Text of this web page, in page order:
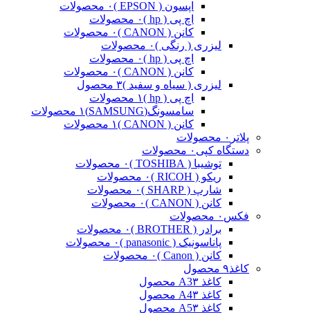
اپسون ( EPSON )
۰ محصولات
اچ پی ( hp )
۰ محصولات
کانن ( CANON )
۰ محصولات
لیزری ( رنگی )۰ محصولات
اچ پی ( hp )
۰ محصولات
کانن ( CANON )
۰ محصولات
لیزری ( سیاه و سفید )۳ محصول
اچ پی ( hp )
۱ محصولات
سامسونگ(SAMSUNG)
۱ محصولات
کانن ( CANON )
۱ محصولات
پلاتر ۰ محصولات
دستگاه کپی ۰ محصولات
توشیبا ( TOSHIBA )
۰ محصولات
ریکو ( RICOH )
۰ محصولات
شارپ ( SHARP )
۰ محصولات
کانن ( CANON )
۰ محصولات
فکس ۰ محصولات
برادر ( BROTHER )
۰ محصولات
پاناسونیک ( panasonic )
۰ محصولات
کانن ( Canon )
۰ محصولات
کاغذ۹ محصول
کاغذ A3 ۳ محصول
کاغذ A4 ۳ محصول
کاغذ A5 ۳ محصول